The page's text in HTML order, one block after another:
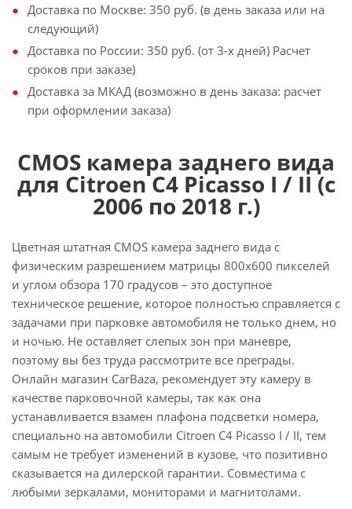
Доставка по Москве: 350 руб. (в день заказа или на
следующий)
Доставка по России: 350 руб. (от 3-х дней) Расчет
сроков при заказе)
Доставка за МКАД (возможно в день заказа: расчет
при оформлении заказа)
CMOS камера заднего вида
для Citroen C4 Picasso I / II (с
2006 по 2018 г.)
Цветная штатная CMOS камера заднего вида с
физическим разрешением матрицы 800х600 пикселей
и углом обзора 170 градусов – это доступное
техническое решение, которое полностью справляется с
задачами при парковке автомобиля не только днем, но
и ночью. Не оставляет слепых зон при маневре,
поэтому вы без труда рассмотрите все преграды.
Онлайн магазин CarBaza, рекомендует эту камеру в
качестве парковочной камеры, так как она
устанавливается взамен плафона подсветки номера,
специально на автомобили Citroen C4 Picasso I / II, тем
самым не требует изменений в кузове, что позитивно
сказывается на дилерской гарантии. Совместима с
любыми зеркалами, мониторами и магнитолами.